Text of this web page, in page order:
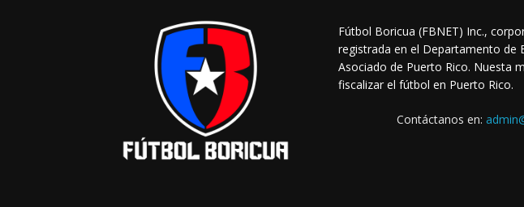
Fútbol Boricua (FBNET) Inc.,
registrada en el Departamento de
Asociado de Puerto Rico. Nuesta
fiscalizar el fútbol en Puerto Rico.
Contáctanos en: